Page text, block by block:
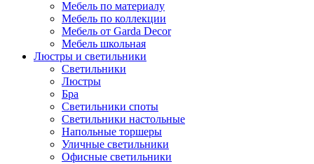
Мебель по материалу
Мебель по коллекции
Мебель от Garda Decor
Мебель школьная
Люстры и светильники
Светильники
Люстры
Бра
Светильники споты
Светильники настольные
Напольные торшеры
Уличные светильники
Офисные светильники